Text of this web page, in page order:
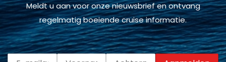
Meldt u aan voor onze nieuwsbrief en ontvang
regelmatig boeiende cruise informatie.